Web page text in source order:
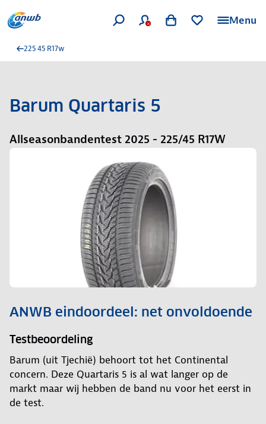
Menu
225 45 R17w
Barum Quartaris 5
Allseasonbandentest 2025 - 225/45 R17W
ANWB eindoordeel: net onvoldoende
Testbeoordeling
Barum (uit Tjechië) behoort tot het Continental
concern. Deze Quartaris 5 is al wat langer op de
markt maar wij hebben de band nu voor het eerst in
de test.